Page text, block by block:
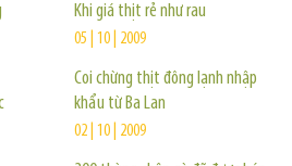
Khi giá thịt rẻ như rau
05 | 10 | 2009
Coi chừng thịt đông lạnh nhập
khẩu từ Ba Lan
02 | 10 | 2009